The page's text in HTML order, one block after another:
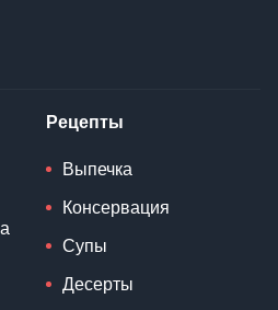
Рецепты
Выпечка
Консервация
Супы
Десерты